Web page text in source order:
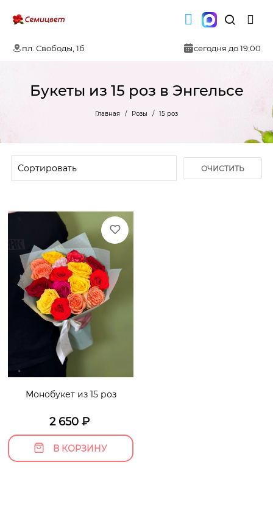
пл. Свободы, 1б сегодня до 19:00
Букеты из 15 роз в Энгельсе
Главная Розы 15 роз
ОЧИСТИТЬ
Монобукет из 15 роз
2 650₽
В КОРЗИНУ